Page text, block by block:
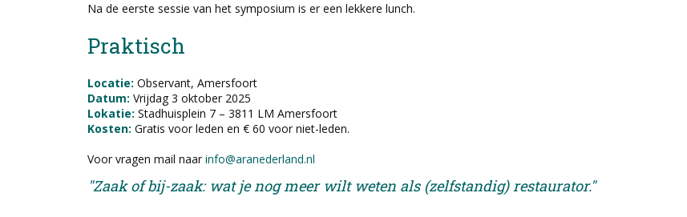
Na de eerste sessie van het symposium is er een lekkere lunch.
Praktisch
Locatie: Observant, Amersfoort
Datum: Vrijdag 3 oktober 2025
Lokatie: Stadhuisplein 7 – 3811 LM Amersfoort
Kosten: Gratis voor leden en € 60 voor niet-leden.
Voor vragen mail naar info@aranederland.nl
"Zaak of bij-zaak: wat je nog meer wilt weten als (zelfstandig) restaurator."